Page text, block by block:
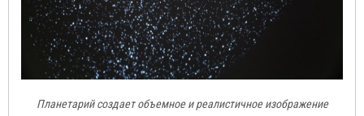
Планетарий создает объемное и реалистичное изображение